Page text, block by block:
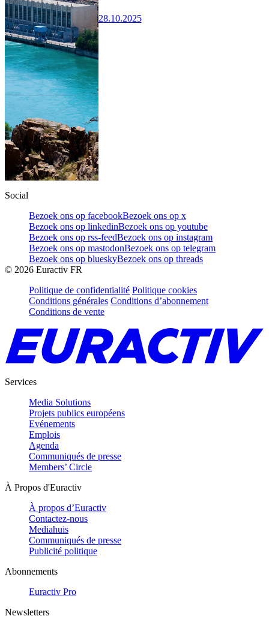
28.10.2025
Social
Bezoek ons op facebookBezoek ons op x
Bezoek ons op linkedinBezoek ons op youtube
Bezoek ons op rss-feedBezoek ons op instagram
Bezoek ons op mastodonBezoek ons op telegram
Bezoek ons op blueskyBezoek ons op threads
© 2026 Euractiv FR
Politique de confidentialité Politique cookies
Conditions générales Conditions d’abonnement
Conditions de vente
Services
Media Solutions
Projets publics européens
Evénements
Emplois
Agenda
Communiqués de presse
Members’ Circle
À Propos d'Euractiv
À propos d’Euractiv
Contactez-nous
Mediahuis
Communiqués de presse
Publicité politique
Abonnements
Euractiv Pro
Newsletters